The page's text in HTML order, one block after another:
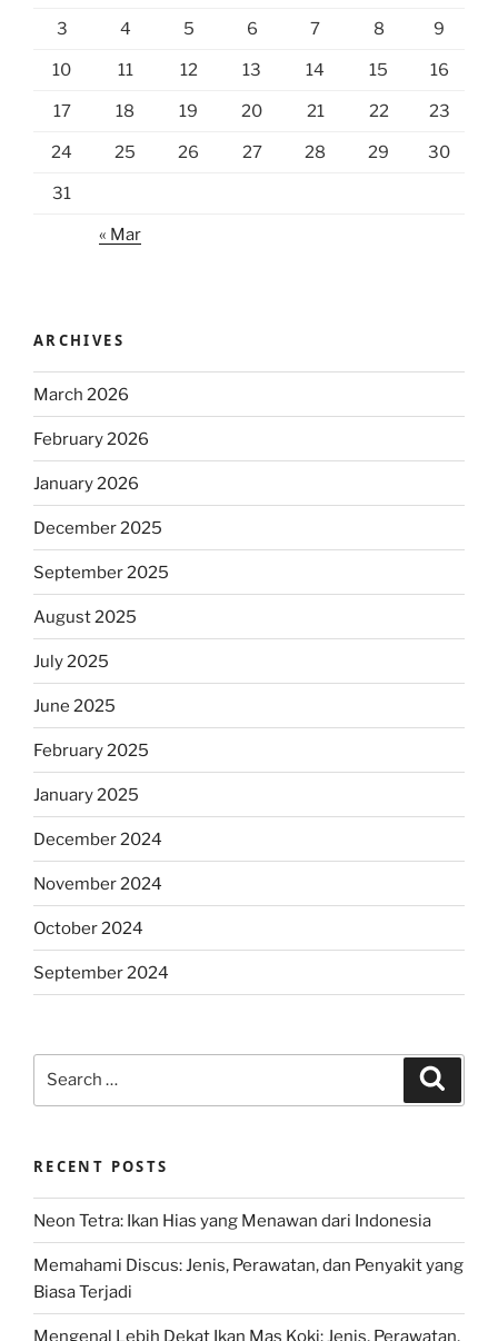
3 4 5 6 7 8 9
10 11 12 13 14 15 16
17 18 19 20 21 22 23
24 25 26 27 28 29 30
31
« Mar
ARCHIVES
March 2026
February 2026
January 2026
December 2025
September 2025
August 2025
July 2025
June 2025
February 2025
January 2025
December 2024
November 2024
October 2024
September 2024
RECENT POSTS
Neon Tetra: Ikan Hias yang Menawan dari Indonesia
Memahami Discus: Jenis, Perawatan, dan Penyakit yang
Biasa Terjadi
Mengenal Lebih Dekat Ikan Mas Koki: Jenis, Perawatan,